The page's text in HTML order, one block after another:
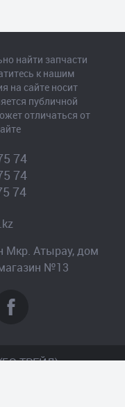
74
74
74
Мкр. Атырау, дом
№13
найти запчасти
к нашим
на сайте носит
публичной
отличаться от
(БЗ-ТРЕЙД)